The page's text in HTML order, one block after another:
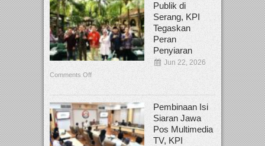
Publik di
Serang, KPI
Tegaskan
Peran
Penyiaran
Jun 22, 2026
Comments Off
Pembinaan Isi
Siaran Jawa
Pos Multimedia
TV, KPI